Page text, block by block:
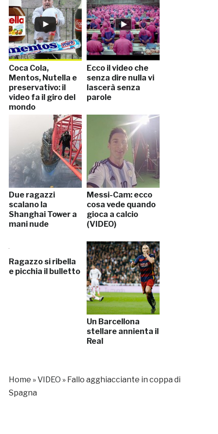
Coca Cola,
Mentos, Nutella e
preservativo: il
video fa il giro del
mondo
Ecco il video che
senza dire nulla vi
lascerà senza
parole
Due ragazzi
scalano la
Shanghai Tower a
mani nude
Messi-Cam: ecco
cosa vede quando
gioca a calcio
(VIDEO)
Ragazzo si ribella
e picchia il bulletto
Un Barcellona
stellare annienta il
Real
Home »VIDEO » Fallo agghiacciante in coppa di
Spagna